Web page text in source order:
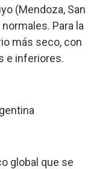
(Mendoza, San
Para la
más seco, con
e inferiores.
global que se